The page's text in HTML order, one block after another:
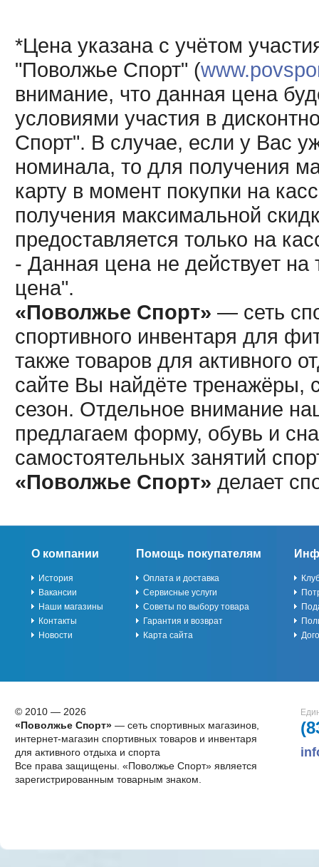
*Цена указана с учётом
"Поволжье Спорт" (
внимание, что данная цена
условиями участия в
Спорт". В случае, если у Вас
номинала, то для получения
карту в момент покупки на
получения максимальной
предоставляется только на
- Данная цена не действует
цена".
«Поволжье Спорт» — сеть
спортивного инвентаря для
также товаров для активного
сайте Вы найдёте тренажёры,
сезон. Отдельное внимание
предлагаем форму, обувь и
самостоятельных занятий
«Поволжье Спорт» делает
О компании
История
Вакансии
Наши магазины
Контакты
Новости
Помощь покупателям
Оплата и доставка
Сервисные услуги
Советы по выбору товара
Гарантия и возврат
Карта сайта
© 2010 — 2026
«Поволжье Спорт»— сеть спортивных магазинов,
интернет-магазин спортивных товаров и инвентаря
для активного отдыха и спорта
Все права защищены. «Поволжье Спорт» является
зарегистрированным товарным знаком.